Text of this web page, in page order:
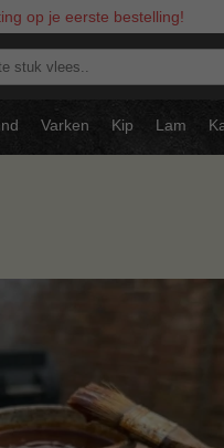
op je eerste bestelling!
Varken Kip Lam